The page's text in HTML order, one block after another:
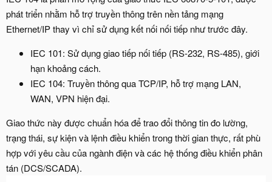
phát triển nhằm hỗ trợ truyền thông trên nền tảng mạng
Ethernet/IP thay vì chỉ sử dụng kết nối nối tiếp như trước đây.
IEC 101: Sử dụng giao tiếp nối tiếp (RS-232, RS-485), giới
hạn khoảng cách.
IEC 104: Truyền thông qua TCP/IP, hỗ trợ mạng LAN,
WAN, VPN hiện đại.
Giao thức này được chuẩn hóa để trao đổi thông tin đo lường,
trạng thái, sự kiện và lệnh điều khiển trong thời gian thực, rất phù
hợp với yêu cầu của ngành điện và các hệ thống điều khiển phân
tán (DCS/SCADA).